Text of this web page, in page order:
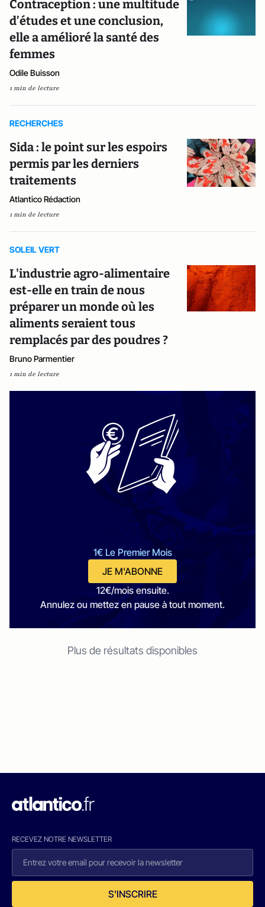
Contraception : une multitude
d’études et une conclusion,
elle a amélioré la santé des
femmes
Odile Buisson
1 min de lecture
RECHERCHES
Sida : le point sur les espoirs
permis par les derniers
traitements
Atlantico Rédaction
1 min de lecture
SOLEIL VERT
L'industrie agro-alimentaire
est-elle en train de nous
préparer un monde où les
aliments seraient tous
remplacés par des poudres ?
Bruno Parmentier
1 min de lecture
1€ Le Premier Mois
JE M'ABONNE
12€/mois ensuite.
Annulez ou mettez en pause à tout moment.
Plus de résultats disponibles
RECEVEZ NOTRE NEWSLETTER
S'INSCRIRE